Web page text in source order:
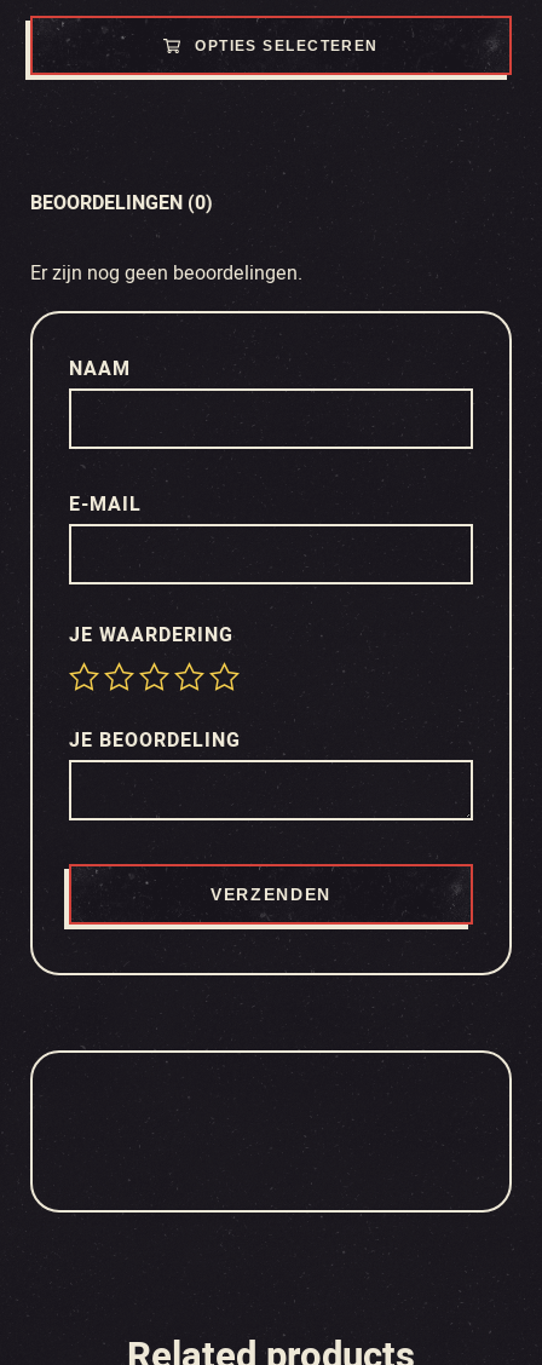
OPTIES SELECTEREN
BEOORDELINGEN (0)
Er zijn nog geen beoordelingen.
JE WAARDERING
JE BEOORDELING
NAAM
E-MAIL